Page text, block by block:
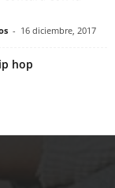
- 16 diciembre, 2017
hop